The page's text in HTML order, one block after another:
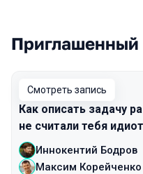
Приглашенный
Смотреть запись
Как описать задачу
не считали тебя
Иннокентий Бодров
Максим Корейченко